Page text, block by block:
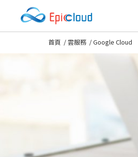
首頁 / 雲服務 /Google Cloud